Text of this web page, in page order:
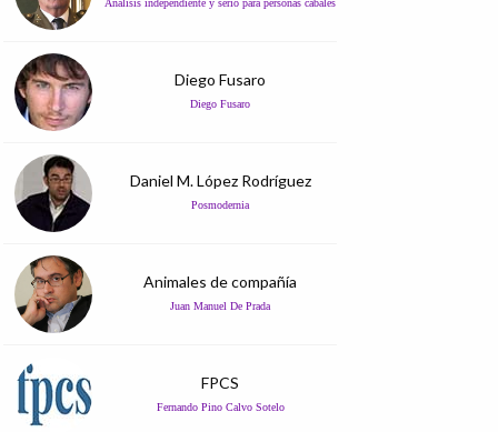
Análisis independiente y serio para personas cabales
Diego Fusaro
Diego Fusaro
Daniel M. López Rodríguez
Posmodernia
Animales de compañía
Juan Manuel De Prada
FPCS
Fernando Pino Calvo Sotelo